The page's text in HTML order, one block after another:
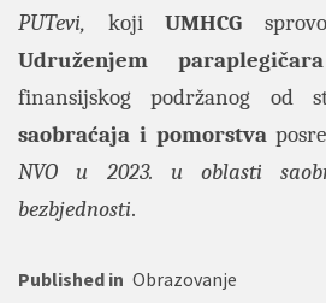
PUTevi, kojiUMHCG
Udruženjem
finansijskog podržanog od
saobraćaja i pomorstva
NVO u 2023. u oblasti
bezbjednosti.
Published in Obrazovanje